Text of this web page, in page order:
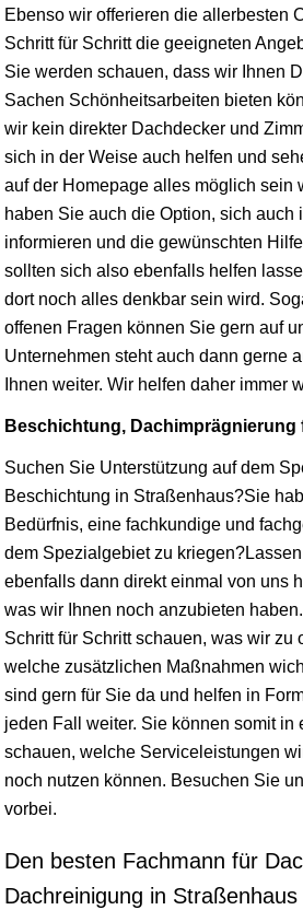
Ebenso wir offerieren die allerbesten
Schritt für Schritt die geeigneten
Sie werden schauen, dass wir Ihnen
Sachen Schönheitsarbeiten bieten
wir kein direkter Dachdecker und
sich in der Weise auch helfen und
auf der Homepage alles möglich sein
haben Sie auch die Option, sich auch
informieren und die gewünschten
sollten sich also ebenfalls helfen
dort noch alles denkbar sein wird.
offenen Fragen können Sie gern auf
Unternehmen steht auch dann gerne
Ihnen weiter. Wir helfen daher immer
Beschichtung, Dachimprägnierung
Suchen Sie Unterstützung auf dem
Beschichtung in Straßenhaus?Sie
Bedürfnis, eine fachkundige und
dem Spezialgebiet zu
ebenfalls dann direkt einmal von uns
was wir Ihnen noch anzubieten
Schritt für Schritt schauen, was wir zu
welche zusätzlichen Maßnahmen
sind gern für Sie da und helfen in
jeden Fall weiter. Sie können somit in
schauen, welche Serviceleistungen
noch nutzen können. Besuchen Sie
vorbei.
Den besten Fachmann für
Dachreinigung in